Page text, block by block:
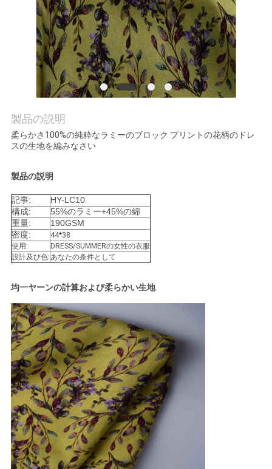
な
さ
い
ニ
ュ
ー
ス
引
用
を
要
求
し
製品の説明
柔らかさ100%の純粋なラミーのブロック プリントの花柄のドレ
スの生地を編みなさい
製品の説明
記事:
HY-LC10
構成:
55%のラミー+45%の綿
重量:
190GSM
密度:
44*38
使用:
DRESS/SUMMERの女性の衣服
設計及び色:あなたの条件として
均一ヤーンの計算および柔らかい生地